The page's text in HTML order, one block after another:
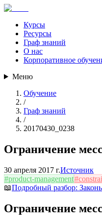
Курсы
Ресурсы
Граф знаний
О нас
Корпоративное
Меню
Обучение
/
Граф знаний
/
20170430_0238
Ограничение
30 апреля 2017 г.Источник
#product-management#
📖Подробный разбор:
Ограничение